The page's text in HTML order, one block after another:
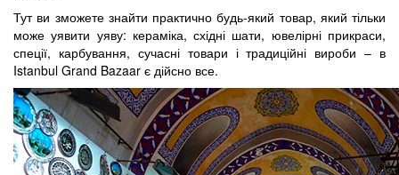
Тут ви зможете знайти практично будь-який товар, який тільки
може уявити уяву: кераміка, східні шати, ювелірні прикраси,
спеції, карбування, сучасні товари і традиційні вироби – в
Istanbul Grand Bazaar є дійсно все.